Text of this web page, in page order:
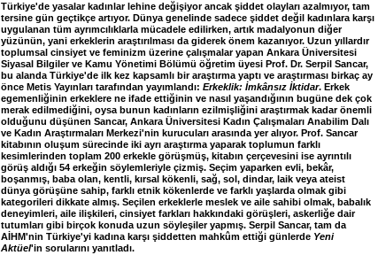
Türkiye'de yasalar kadınlar lehine değişiyor ancak şiddet olayları azalmıyor, tam
tersine gün geçtikçe artıyor. Dünya genelinde sadece şiddet değil kadınlara karşı
uygulanan tüm ayrımcılıklarla mücadele edilirken, artık madalyonun diğer
yüzünün, yani erkeklerin araştırılması da giderek önem kazanıyor. Uzun yıllardır
toplumsal cinsiyet ve feminizm üzerine çalışmalar yapan Ankara Üniversitesi
Siyasal Bilgiler ve Kamu Yönetimi Bölümü öğretim üyesi Prof. Dr. Serpil Sancar,
bu alanda Türkiye'de ilk kez kapsamlı bir araştırma yaptı ve araştırması birkaç ay
önce Metis Yayınları tarafından yayımlandı: Erkeklik: İmkânsız İktidar. Erkek
egemenliğinin erkeklere ne ifade ettiğinin ve nasıl yaşandığının bugüne dek çok
merak edilmediğini, oysa bunun kadınların ezilmişliğini araştırmak kadar önemli
olduğunu düşünen Sancar, Ankara Üniversitesi Kadın Çalışmaları Anabilim Dalı
ve Kadın Araştırmaları Merkezi'nin kurucuları arasında yer alıyor. Prof. Sancar
kitabının oluşum sürecinde iki ayrı araştırma yaparak toplumun farklı
kesimlerinden toplam 200 erkekle görüşmüş, kitabın çerçevesini ise ayrıntılı
görüş aldığı 54 erkeğin söylemleriyle çizmiş. Seçim yaparken evli, bekâr,
boşanmış, baba olan, kentli, kırsal kökenli, sağ, sol, dindar, laik veya ateist
dünya görüşüne sahip, farklı etnik kökenlerde ve farklı yaşlarda olmak gibi
kategorileri dikkate almış. Seçilen erkeklerle meslek ve aile sahibi olmak, babalık
deneyimleri, aile ilişkileri, cinsiyet farkları hakkındaki görüşleri, askerliğe dair
tutumları gibi birçok konuda uzun söyleşiler yapmış. Serpil Sancar, tam da
AİHM'nin Türkiye'yi kadına karşı şiddetten mahkûm ettiği günlerde Yeni
Aktüel'in sorularını yanıtladı.